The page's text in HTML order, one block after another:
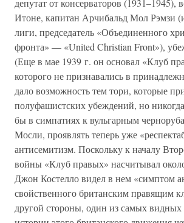
депутат от консерваторов (1931–1945),
Итоне, капитан Арчибальд Мол Рэмзи
лиги, председатель «Объединенного
фронта» — «United Christian Front»),
(Еще в мае 1939 г. он основал «Клуб
которого не признавались в
дало возможность тем тори, которые
полуфашистских убеждений, но
бы в симпатиях к вульгарным
Мосли, проявлять теперь уже
антисемитизм. Поскольку к началу
войны «Клуб правых» насчитывал
Джон Костелло видел в нем «симптом
свойственного британским правящим
другой стороны, один из самых видных